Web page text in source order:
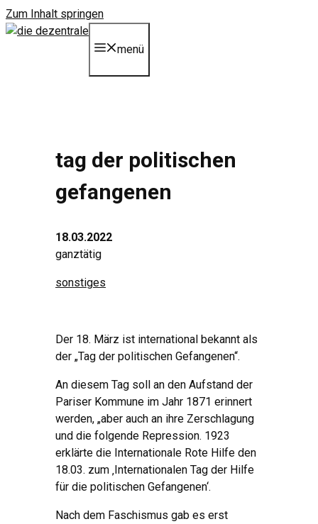
Zum Inhalt springen
menü
tag der politischen
gefangenen
18.03.2022
ganztätig
sonstiges
Der 18. März ist international bekannt als
der „Tag der politischen Gefangenen“.
An diesem Tag soll an den Aufstand der
Pariser Kommune im Jahr 1871 erinnert
werden, „aber auch an ihre Zerschlagung
und die folgende Repression. 1923
erklärte die Internationale Rote Hilfe den
18.03. zum ‚Internationalen Tag der Hilfe
für die politischen Gefangenen‘.
Nach dem Faschismus gab es erst